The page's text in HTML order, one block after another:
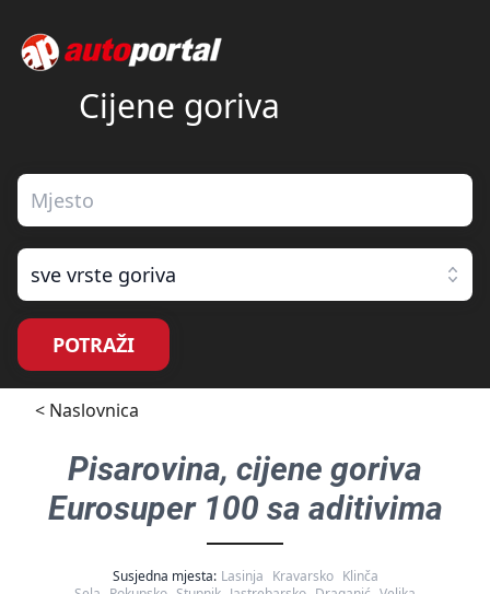
Cijene goriva
sve vrste goriva
POTRAŽI
< Naslovnica
Pisarovina, cijene goriva
Eurosuper 100 sa aditivima
Susjedna mjesta: Lasinja Kravarsko Klinča